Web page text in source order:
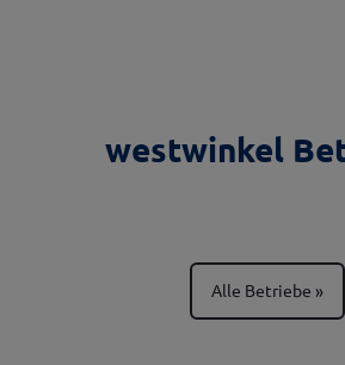
westwinkel
Alle Betriebe